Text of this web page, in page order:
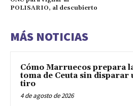
POLISARIO, al descubierto
MÁS NOTICIAS
Cómo Marruecos prepara
toma de Ceuta sin disparar
tiro
4 de agosto de 2026